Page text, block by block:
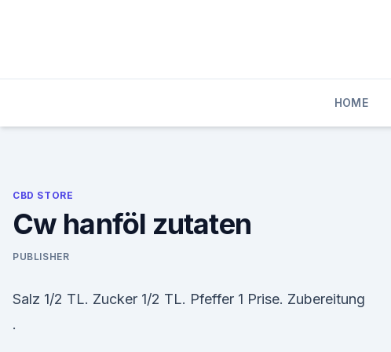
HOME
CBD STORE
Cw hanföl zutaten
PUBLISHER
Salz 1/2 TL. Zucker 1/2 TL. Pfeffer 1 Prise. Zubereitung
.